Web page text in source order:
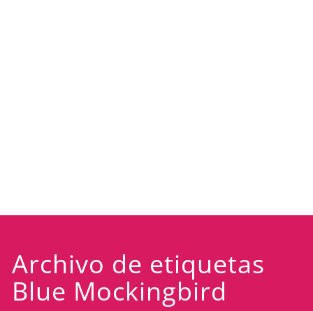
Archivo de etiquetas
Blue Mockingbird